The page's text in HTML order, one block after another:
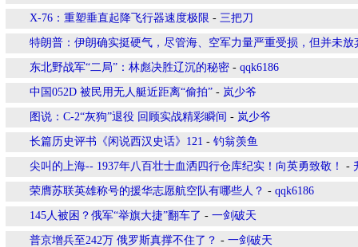
X-76：重塑垂直起降飞行器速度极限 - 三把刀
特朗普：伊朗确实挺硬气，尽管海、空军力量严重受损，但并未
东北野战军“二局”：林彪决胜辽沉的秘密 - qqk6186
中国052D 被民用无人艇近距离“偷拍” - 岚少爷
图说：C-2“灰狗”退役 回顾实战精彩瞬间 - 岚少爷
长篇历史评书《闲说西汉史话》121 - 钓翁羡鱼
尖叫的上海-- 1937年八百壮士血洒四行仓库纪实！向英勇致敬！ -
荣膺苏联英雄称号的援华志愿航空队有哪些人？ - qqk6186
145人被困？俄军“举旗大捷”翻车了 - 一剑破天
普京增兵至242万 俄罗斯真撑不住了？ - 一剑破天